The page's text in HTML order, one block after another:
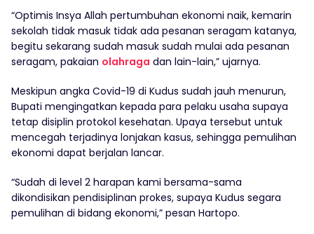
“Optimis Insya Allah pertumbuhan ekonomi naik, kemarin
sekolah tidak masuk tidak ada pesanan seragam katanya,
begitu sekarang sudah masuk sudah mulai ada pesanan
seragam, pakaian olahraga dan lain-lain,” ujarnya.
Meskipun angka Covid-19 di Kudus sudah jauh menurun,
Bupati mengingatkan kepada para pelaku usaha supaya
tetap disiplin protokol kesehatan. Upaya tersebut untuk
mencegah terjadinya lonjakan kasus, sehingga pemulihan
ekonomi dapat berjalan lancar.
“Sudah di level 2 harapan kami bersama-sama
dikondisikan pendisiplinan prokes, supaya Kudus segara
pemulihan di bidang ekonomi,” pesan Hartopo.